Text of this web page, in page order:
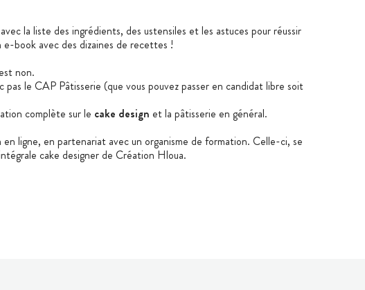
la liste des ingrédients, des ustensiles et les astuces pour réussir
book avec des dizaines de recettes !
non.
le CAP Pâtisserie (que vous pouvez passer en candidat libre soit
complète sur le cake design et la pâtisserie en général.
ligne, en partenariat avec un organisme de formation. Celle-ci, se
cake designer de Création Hloua.